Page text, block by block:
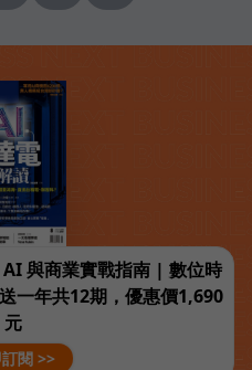
與商業實戰指南 | 數位時
一年共12期，優惠價1,690
元
閱 >>